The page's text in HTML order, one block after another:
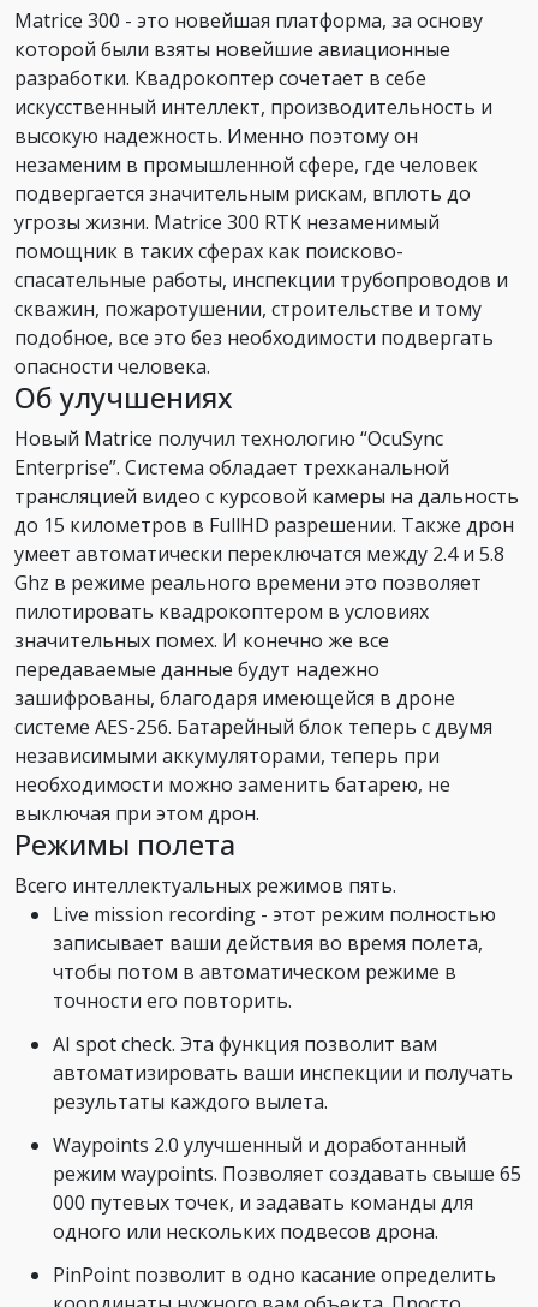
Matrice 300 - это новейшая платформа, за основу
которой были взяты новейшие авиационные
разработки. Квадрокоптер сочетает в себе
искусственный интеллект, производительность и
высокую надежность. Именно поэтому он
незаменим в промышленной сфере, где человек
подвергается значительным рискам, вплоть до
угрозы жизни. Matrice 300 RTK незаменимый
помощник в таких сферах как поисково-
спасательные работы, инспекции трубопроводов и
скважин, пожаротушении, строительстве и тому
подобное, все это без необходимости подвергать
опасности человека.
Об улучшениях
Новый Matrice получил технологию “OcuSync
Enterprise”. Система обладает трехканальной
трансляцией видео с курсовой камеры на дальность
до 15 километров в FullHD разрешении. Также дрон
умеет автоматически переключатся между 2.4 и 5.8
Ghz в режиме реального времени это позволяет
пилотировать квадрокоптером в условиях
значительных помех. И конечно же все
передаваемые данные будут надежно
зашифрованы, благодаря имеющейся в дроне
системе AES-256. Батарейный блок теперь с двумя
независимыми аккумуляторами, теперь при
необходимости можно заменить батарею, не
выключая при этом дрон.
Режимы полета
Всего интеллектуальных режимов пять.
Live mission recording - этот режим полностью
записывает ваши действия во время полета,
чтобы потом в автоматическом режиме в
точности его повторить.
AI spot check. Эта функция позволит вам
автоматизировать ваши инспекции и получать
результаты каждого вылета.
Waypoints 2.0 улучшенный и доработанный
режим waypoints. Позволяет создавать свыше 65
000 путевых точек, и задавать команды для
одного или нескольких подвесов дрона.
PinPoint позволит в одно касание определить